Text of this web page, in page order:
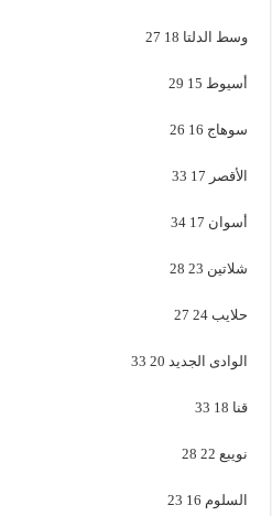
وسط الدلتا 18 27
أسيوط 15 29
سوهاج 16 26
الأقصر 17 33
أسوان 17 34
شلاتين 23 28
حلايب 24 27
الوادى الجديد 20 33
قنا 18 33
نويبع 22 28
السلوم 16 23